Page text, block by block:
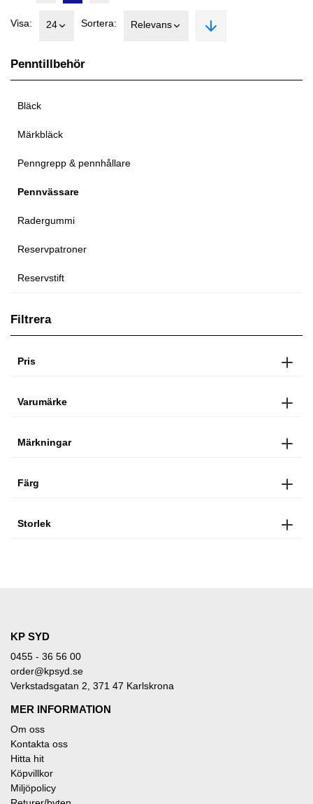
Penntillbehör
Bläck
Märkbläck
Penngrepp & pennhållare
Pennvässare
Radergummi
Reservpatroner
Reservstift
Filtrera
Pris
Varumärke
Märkningar
Färg
Storlek
Visa: 24 Sortera: Relevans
KP SYD
0455 - 36 56 00
order@kpsyd.se
Verkstadsgatan 2, 371 47 Karlskrona
MER INFORMATION
Om oss
Kontakta oss
Hitta hit
Köpvillkor
Miljöpolicy